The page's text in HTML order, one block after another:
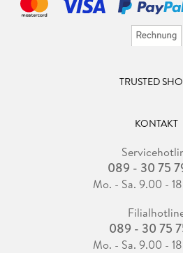
TRUSTED
KONTAKT
089 - 30 75
Mo. - Sa. 9.00 -
089 - 30 75
Mo. - Sa. 9.00 -